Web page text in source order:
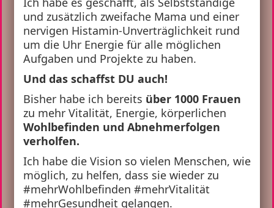
und zusätzlich zweifache Mama und einer
nervigen Histamin-Unverträglichkeit rund
um die Uhr Energie für alle möglichen
Aufgaben und Projekte zu haben.
Und das schaffst DU auch!
Bisher habe ich bereits über 1000 Frauen
zu mehr Vitalität, Energie, körperlichen
Wohlbefinden und Abnehmerfolgen
verholfen.
Ich habe die Vision so vielen Menschen, wie
möglich, zu helfen, dass sie wieder zu
#mehrWohlbefinden #mehrVitalität
#mehrGesundheit gelangen.